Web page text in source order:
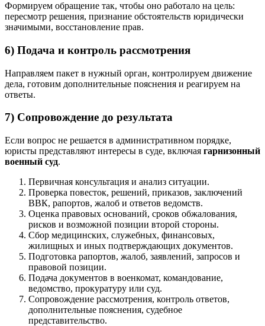
Формируем обращение так, чтобы оно работало на цель:
пересмотр решения, признание обстоятельств юридически
значимыми, восстановление прав.
6) Подача и контроль рассмотрения
Направляем пакет в нужный орган, контролируем движение
дела, готовим дополнительные пояснения и реагируем на
ответы.
7) Сопровождение до результата
Если вопрос не решается в административном порядке,
юристы представляют интересы в суде, включая гарнизонный
военный суд.
Первичная консультация и анализ ситуации.
Проверка повесток, решений, приказов, заключений
ВВК, рапортов, жалоб и ответов ведомств.
Оценка правовых оснований, сроков обжалования,
рисков и возможной позиции второй стороны.
Сбор медицинских, служебных, финансовых,
жилищных и иных подтверждающих документов.
Подготовка рапортов, жалоб, заявлений, запросов и
правовой позиции.
Подача документов в военкомат, командование,
ведомство, прокуратуру или суд.
Сопровождение рассмотрения, контроль ответов,
дополнительные пояснения, судебное
представительство.